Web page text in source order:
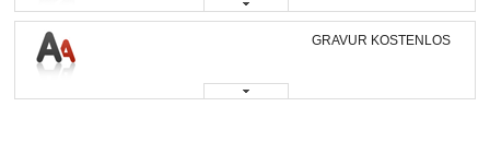
GRAVUR KOSTENLOS